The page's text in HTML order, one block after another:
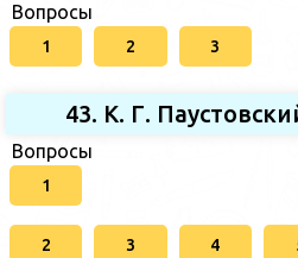
Вопросы
1 2 3
43. К. Г.
Вопросы
1
2 3 4